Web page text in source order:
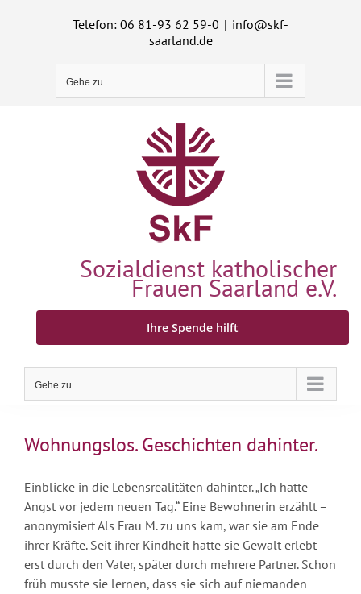
Telefon: 06 81-93 62 59-0 | info@skf-
saarland.de
Gehe zu ...
Sozialdienst katholischer
Frauen Saarland e.V.
Ihre Spende hilft
Gehe zu ...
Wohnungslos. Geschichten dahinter.
Einblicke in die Lebensrealitäten dahinter. „Ich hatte
Angst vor jedem neuen Tag.“ Eine Bewohnerin erzählt –
anonymisiert Als Frau M. zu uns kam, war sie am Ende
ihrer Kräfte. Seit ihrer Kindheit hatte sie Gewalt erlebt –
erst durch den Vater, später durch mehrere Partner. Schon
früh musste sie lernen, dass sie sich auf niemanden